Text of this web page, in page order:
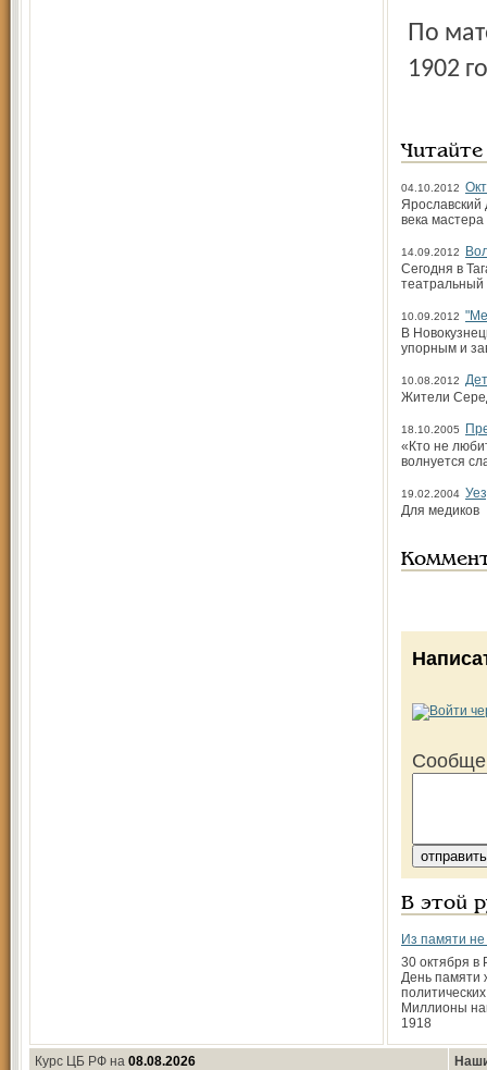
По материалам газеты «Северный край» за 15 января
1902
04.10.2012
Ярославский
века
14.09.2012
Сегодня в
театральный
10.09.2012
В
упорным и
10.08.2012
Жители
18.10.2005
«Кто не
волнуется
19.02.2004
Для медиков
В этой
Из памяти не
30 октября в
День памяти
Миллионы
1918
Курс ЦБ РФ на 08.08.2026